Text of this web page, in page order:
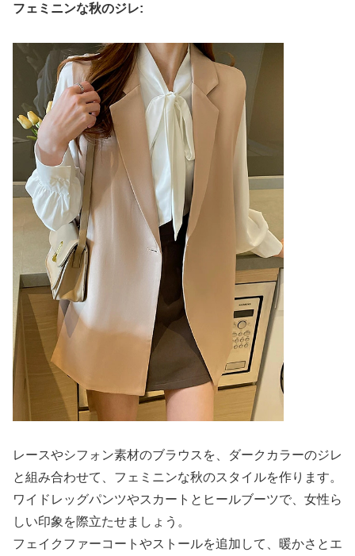
フェミニンな秋のジレ:
レースやシフォン素材のブラウスを、ダークカラーのジレ
と組み合わせて、フェミニンな秋のスタイルを作ります。
ワイドレッグパンツやスカートとヒールブーツで、女性ら
しい印象を際立たせましょう。
フェイクファーコートやストールを追加して、暖かさとエ